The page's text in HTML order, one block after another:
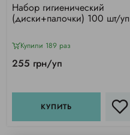
Набор гигиенический
(диски+палочки) 100 шт/уп
Купили 189 раз
255 грн/уп
КУПИТЬ